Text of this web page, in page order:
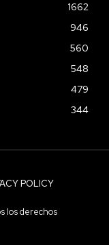
1662
946
560
548
479
344
POLICY
los derechos